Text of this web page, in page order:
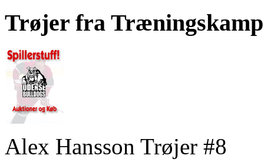
Trøjer fra
Alex Hansson Trøjer #8